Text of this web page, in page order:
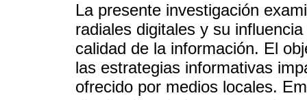
La presente investigación
radiales digitales y su
calidad de la información. El
las estrategias informativas
ofrecido por medios locales.